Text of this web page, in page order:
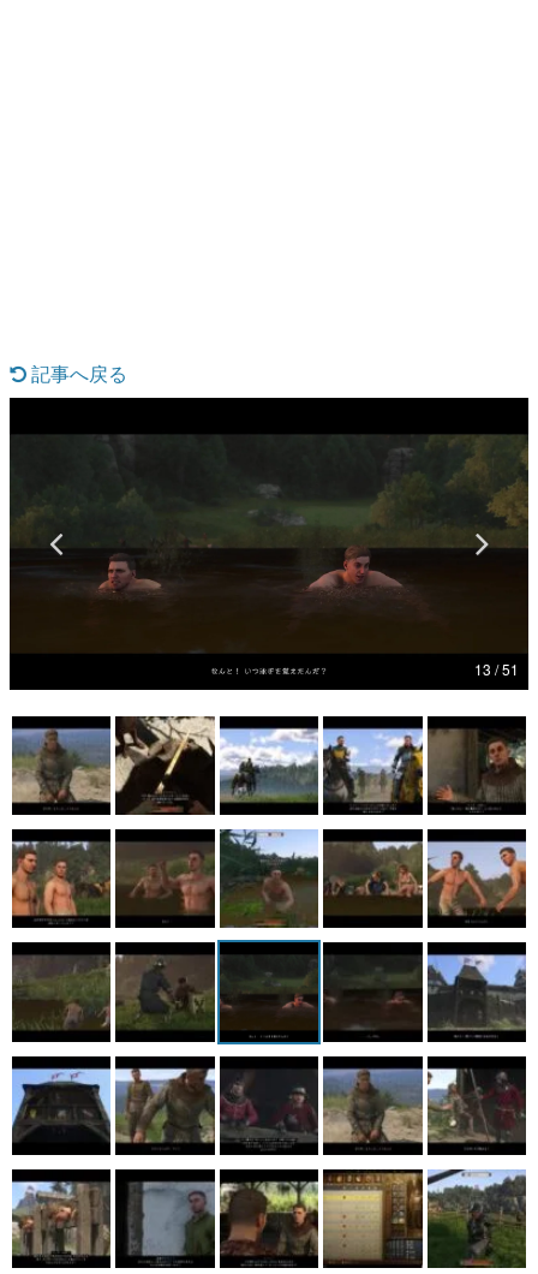
「経験値」「裏技」「ラスボス」… ゲームにまつわる言葉
の起源や用法の変遷を、コンピューター文化史研究家・タ
イニーP氏が徹底調査。
カテゴリ
女性向け
アプリレビュー
その他
電ファミニコゲーマーとは？
運営：株式会社マレ
記事へ戻る
13 / 51